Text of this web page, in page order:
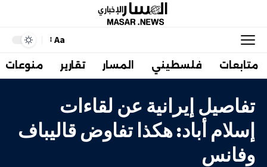
Aa
متابعات فلسطيني المسار تقارير منوعات
تفاصيل إيرانية عن لقاءات
إسلام أباد: هكذا تفاوض قاليباف
وفانس